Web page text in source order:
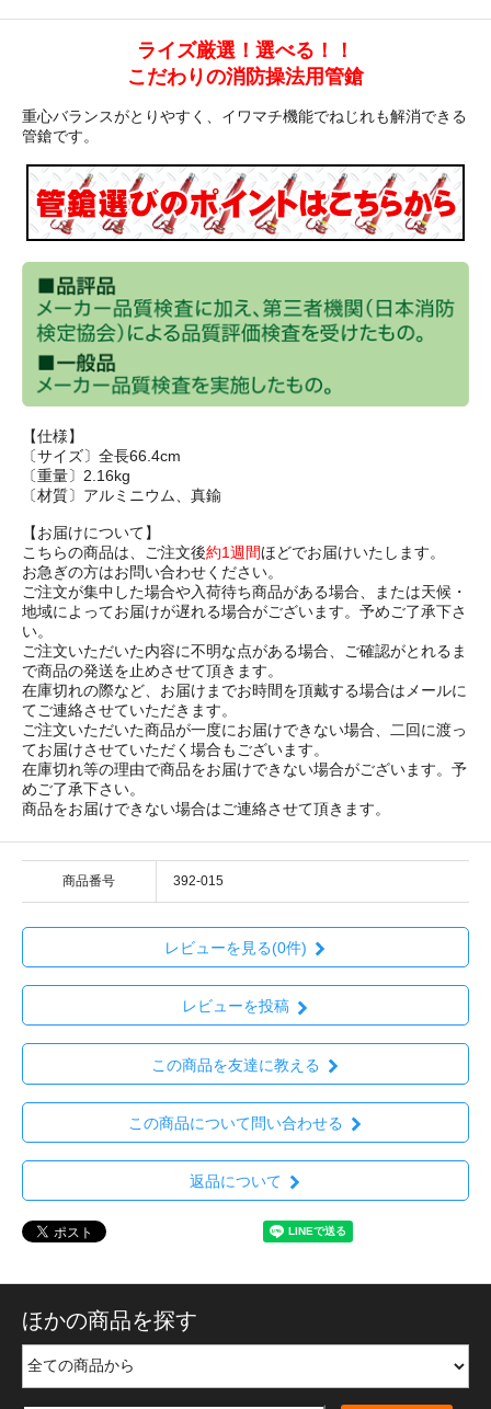
ライズ厳選！選べる！！
こだわりの消防操法用管鎗
重心バランスがとりやすく、イワマチ機能でねじれも解消できる
管鎗です。
【仕様】
〔サイズ〕全長66.4cm
〔重量〕2.16kg
〔材質〕アルミニウム、真鍮
【お届けについて】
こちらの商品は、ご注文後約1週間ほどでお届けいたします。
お急ぎの方はお問い合わせください。
ご注文が集中した場合や入荷待ち商品がある場合、または天候・
地域によってお届けが遅れる場合がございます。予めご了承下さ
い。
ご注文いただいた内容に不明な点がある場合、ご確認がとれるま
で商品の発送を止めさせて頂きます。
在庫切れの際など、お届けまでお時間を頂戴する場合はメールに
てご連絡させていただきます。
ご注文いただいた商品が一度にお届けできない場合、二回に渡っ
てお届けさせていただく場合もございます。
在庫切れ等の理由で商品をお届けできない場合がございます。予
めご了承下さい。
商品をお届けできない場合はご連絡させて頂きます。
商品番号 392-015
レビューを見る(0件)
レビューを投稿
この商品を友達に教える
この商品について問い合わせる
返品について
ほかの商品を探す